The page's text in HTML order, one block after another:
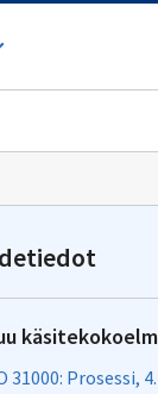
31000: Prosessi,